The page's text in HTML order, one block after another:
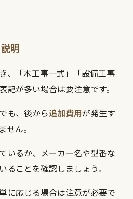
明
、「木工事一式」「設備工事
記が多い場合は要注意です。
も、後から追加費用が発生す
せん。
いるか、メーカー名や型番な
ることを確認しましょう。
に応じる場合は注意が必要で